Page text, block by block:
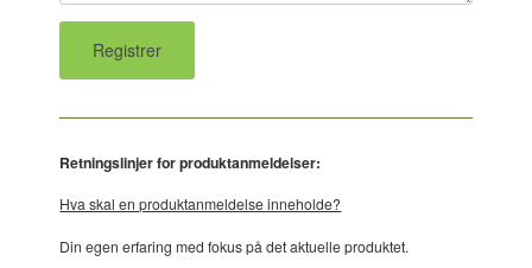
Retningslinjer for produktanmeldelser:
Hva skal en produktanmeldelse inneholde?
Din egen erfaring med fokus på det aktuelle produktet.